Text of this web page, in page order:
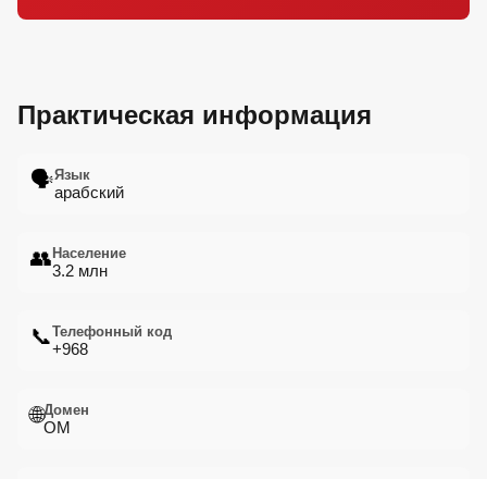
Практическая информация
🗣️Язык
арабский
👥 Население
3.2 млн
📞Телефонный код
+968
🌐Домен
OM